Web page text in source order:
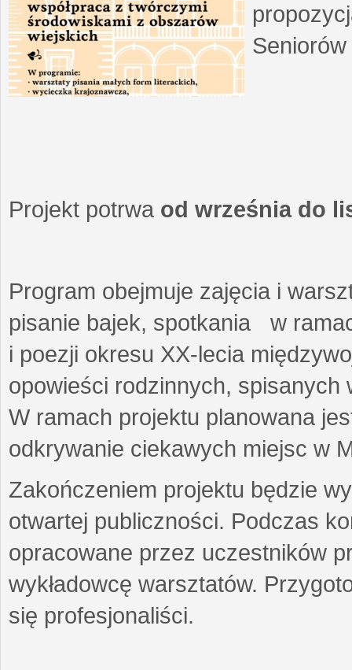
Projekt potrwa od września do
Program obejmuje zajęcia i
pisanie bajek, spotkania w
i poezji okresu XX-lecia
opowieści rodzinnych,
W ramach projektu planowana
odkrywanie ciekawych miejsc w
Zakończeniem projektu będzie
otwartej publiczności. Podczas
opracowane przez uczestników
wykładowcę warsztatów.
się profesjonaliści.